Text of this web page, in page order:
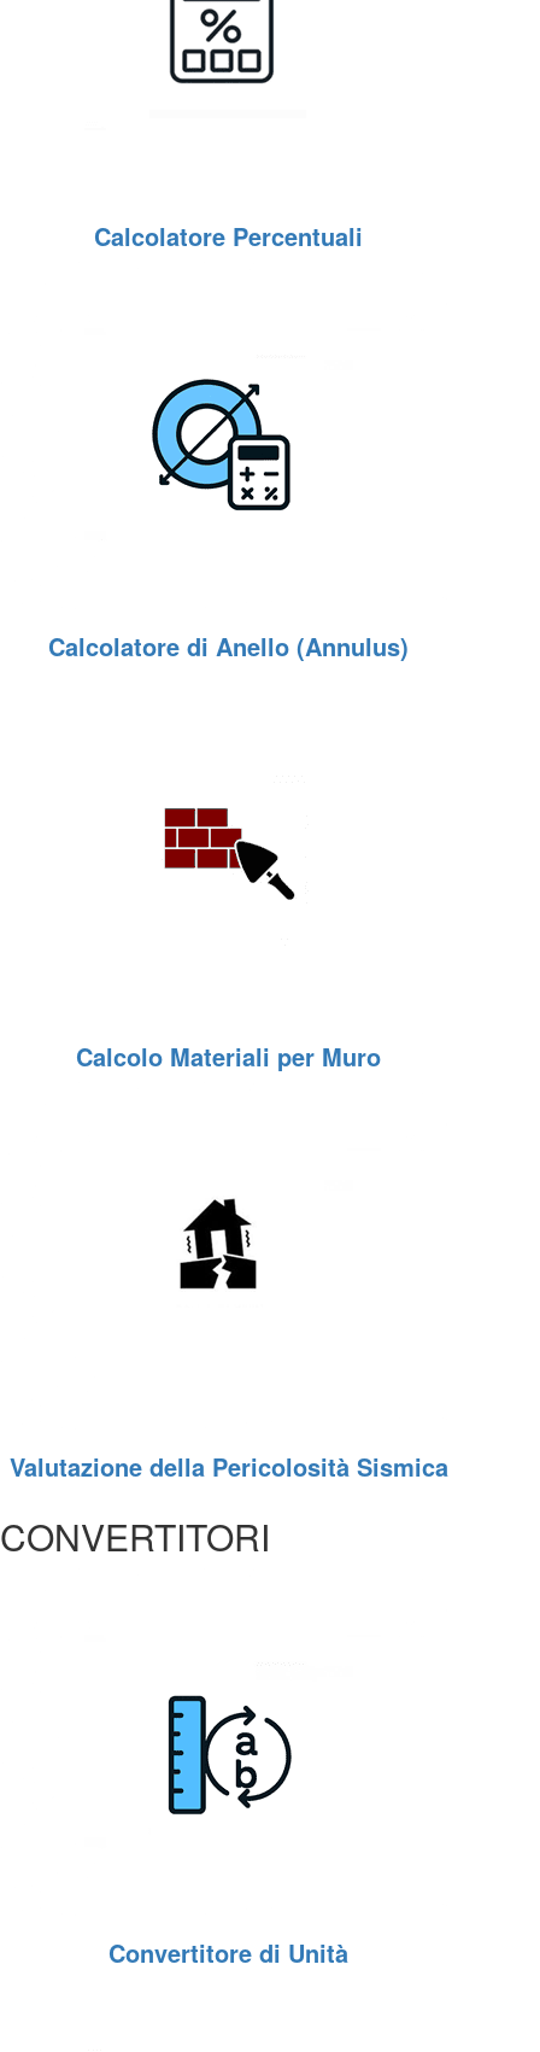
Calcolatore Percentuali
Calcolatore di Anello (Annulus)
Calcolo Materiali per Muro
Valutazione della Pericolosità Sismica
CONVERTITORI
Convertitore di Unità